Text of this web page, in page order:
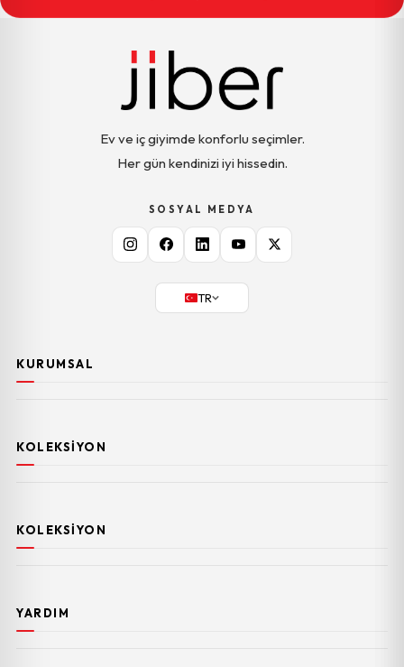
Ev ve iç giyimde konforlu seçimler.
Her gün kendinizi iyi hissedin.
SOSYAL MEDYA
TR
KURUMSAL
KOLEKSIYON
KOLEKSIYON
YARDIM